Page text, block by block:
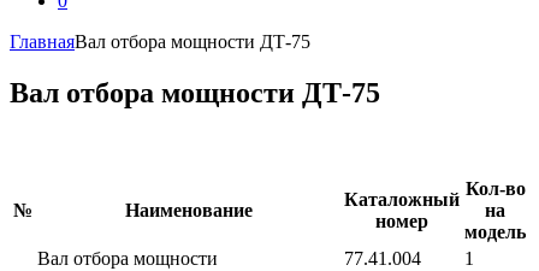
ГлавнаяВал отбора мощности ДТ-75
Вал отбора мощности ДТ-75
№ Наименование
Каталожный
номер
Кол-во
на
модель
Вал отбора мощности
77.41.004
1